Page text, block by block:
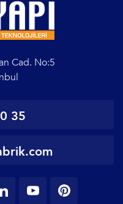
Cad. No:5
35